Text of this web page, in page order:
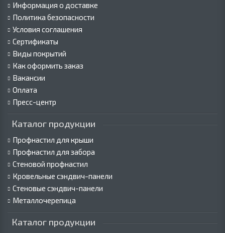
Информация о доставке
Политика безопасности
Условия соглашения
Сертификаты
Виды покрытий
Как оформить заказ
Вакансии
Оплата
Пресс-центр
Каталог продукции
Профнастил для крыши
Профнастил для забора
Стеновой профнастил
Кровельные сэндвич-панели
Стеновые сэндвич-панели
Металлочерепица
Каталог продукции